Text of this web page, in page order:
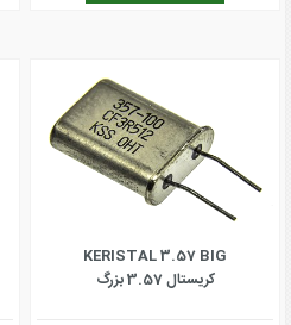
KERISTAL 3.57 BIG
کریستال 3.57 بزرگ